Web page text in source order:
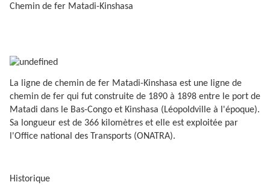
Chemin de fer Matadi-Kinshasa
La ligne de chemin de fer Matadi-Kinshasa est une ligne de
chemin de fer qui fut construite de 1890 à 1898 entre le port de
Matadi dans le Bas-Congo et Kinshasa (Léopoldville à l'époque).
Sa longueur est de 366 kilomètres et elle est exploitée par
l'Office national des Transports (ONATRA).
Historique